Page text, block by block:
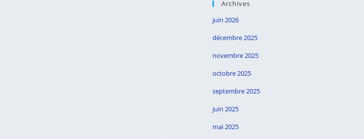
Archives
juin 2026
décembre 2025
novembre 2025
octobre 2025
septembre 2025
juin 2025
mai 2025